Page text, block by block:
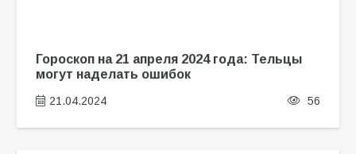
Гороскоп на 21 апреля 2024 года: Тельцы
могут наделать ошибок
21.04.2024 56